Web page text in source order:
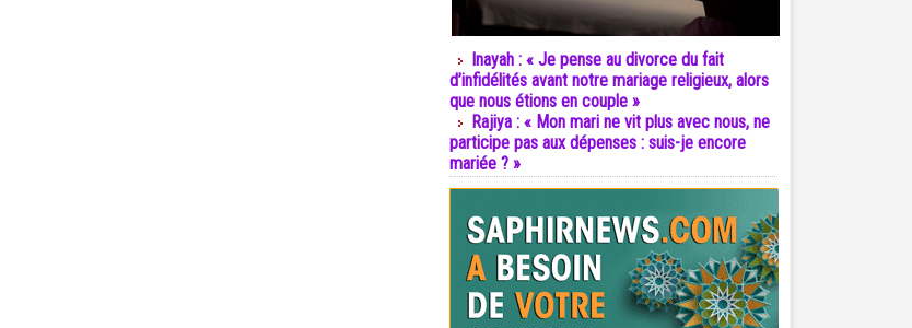
Inayah : « Je pense au divorce du fait
d’infidélités avant notre mariage religieux, alors
que nous étions en couple »
Rajiya : « Mon mari ne vit plus avec nous, ne
participe pas aux dépenses : suis-je encore
mariée ? »